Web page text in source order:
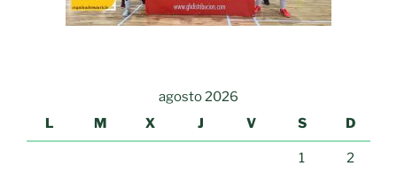
agosto 2026
L
M X J V S D
1 2